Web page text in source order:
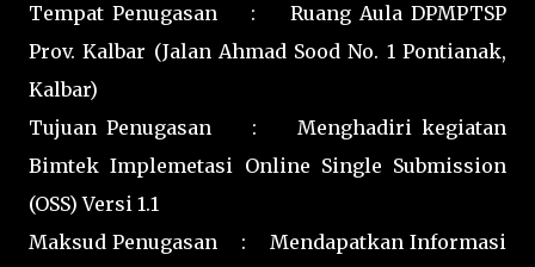
Tempat Penugasan : Ruang Aula DPMPTSP
Prov. Kalbar (Jalan Ahmad Sood No. 1 Pontianak,
Kalbar)
Tujuan Penugasan : Menghadiri kegiatan
Bimtek Implemetasi Online Single Submission
(OSS) Versi 1.1
Maksud Penugasan : Mendapatkan Informasi